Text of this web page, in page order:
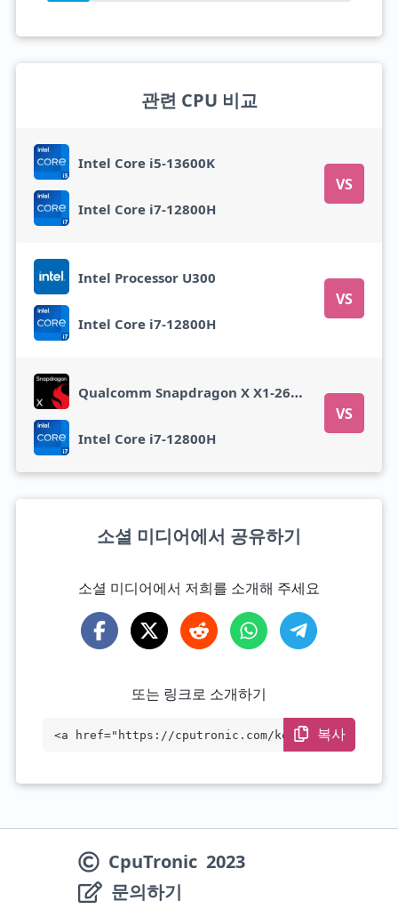
관련 CPU 비교
Intel Core i5-13600K
VS
Intel Core i7-12800H
Intel Processor U300
VS
Intel Core i7-12800H
Qualcomm Snapdragon X X1-26-100
VS
Intel Core i7-12800H
소셜 미디어에서 공유하기
소셜 미디어에서 저희를 소개해 주세요
또는 링크로 소개하기
<a href="https://cputronic.com/ko/cpu/in
복사
CpuTronic 2023
문의하기